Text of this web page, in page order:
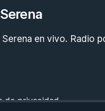
en vivo. Radio
de privacidad